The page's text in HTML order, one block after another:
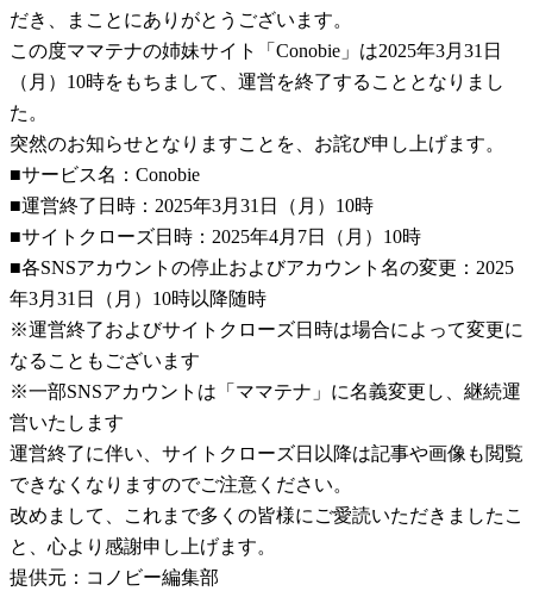
だき、まことにありがとうございます。
この度ママテナの姉妹サイト「Conobie」は2025年3月31日
（月）10時をもちまして、運営を終了することとなりまし
た。
突然のお知らせとなりますことを、お詫び申し上げます。
■サービス名：Conobie
■運営終了日時：2025年3月31日（月）10時
■サイトクローズ日時：2025年4月7日（月）10時
■各SNSアカウントの停止およびアカウント名の変更：2025
年3月31日（月）10時以降随時
※運営終了およびサイトクローズ日時は場合によって変更に
なることもございます
※一部SNSアカウントは「ママテナ」に名義変更し、継続運
営いたします
運営終了に伴い、サイトクローズ日以降は記事や画像も閲覧
できなくなりますのでご注意ください。
改めまして、これまで多くの皆様にご愛読いただきましたこ
と、心より感謝申し上げます。
提供元：コノビー編集部